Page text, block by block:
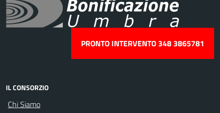
PRONTO INTERVENTO 348 3865781
IL CONSORZIO
Chi Siamo